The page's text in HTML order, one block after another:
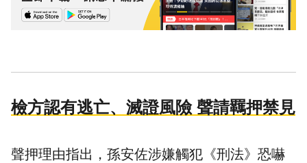
檢方認有逃亡、滅證風險 聲請羈押禁見
聲押理由指出，孫安佐涉嫌觸犯《刑法》恐嚇